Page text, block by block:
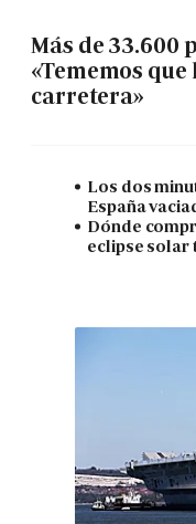
Más de 33.600
«Tememos
carretera»
Los dos
España
Dónde
eclipse solar